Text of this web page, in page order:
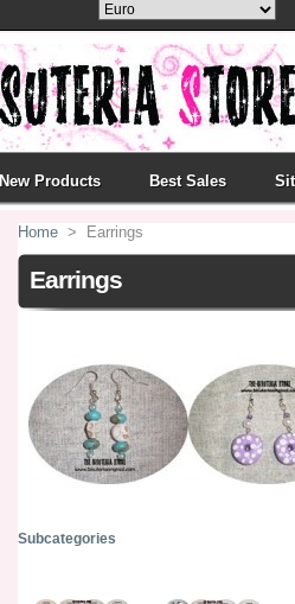
New Products Best Sales
Home > Earrings
Earrings
Subcategories